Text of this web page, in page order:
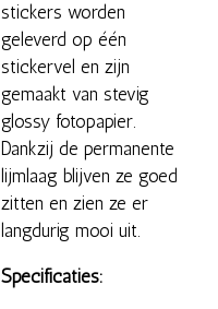
stickers worden
geleverd op één
stickervel en zijn
gemaakt van stevig
glossy fotopapier.
Dankzij de permanente
lijmlaag blijven ze goed
zitten en zien ze er
langdurig mooi uit.
Specificaties: